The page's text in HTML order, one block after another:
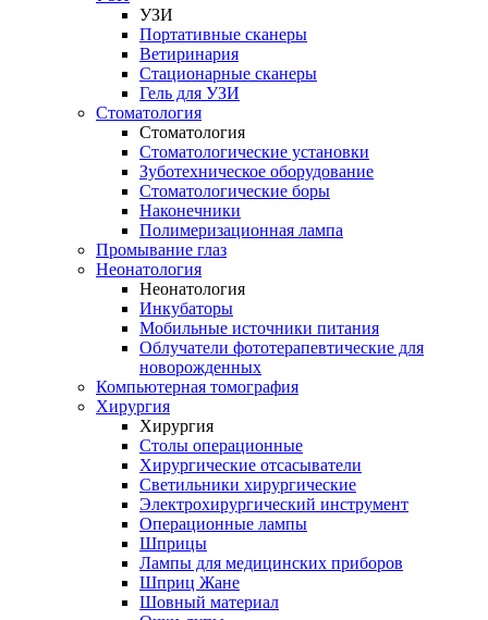
УЗИ
Портативные сканеры
Ветиринария
Стационарные сканеры
Гель для УЗИ
Стоматология
Стоматология
Стоматологические установки
Зуботехническое оборудование
Стоматологические боры
Наконечники
Полимеризационная лампа
Промывание глаз
Неонатология
Неонатология
Инкубаторы
Мобильные источники питания
Облучатели фототерапевтические для
новорожденных
Компьютерная томография
Хирургия
Хирургия
Столы операционные
Хирургические отсасыватели
Светильники хирургические
Электрохирургический инструмент
Операционные лампы
Шприцы
Лампы для медицинских приборов
Шприц Жане
Шовный материал